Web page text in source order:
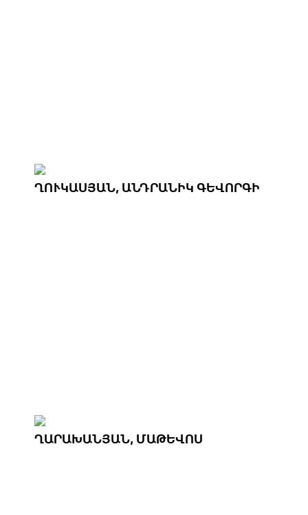
ՂՈՒԿԱՍՅԱՆ, ԱՆԴՐԱՆԻԿ ԳԵՎՈՐԳԻ
ՂԱՐԱԽԱՆՅԱՆ, ՄԱԹԵՎՈՍ